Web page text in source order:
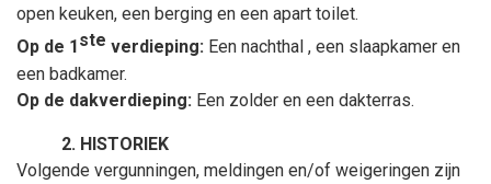
open keuken, een berging en een apart toilet.
Op de 1 ste verdieping: Een nachthal , een slaapkamer en
een badkamer.
Op de dakverdieping: Een zolder en een dakterras.
HISTORIEK
Volgende vergunningen, meldingen en/of weigeringen zijn